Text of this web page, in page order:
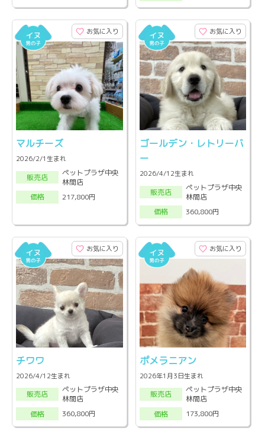
お気に入り
マルチーズ
2026/2/1生まれ
販売店
ペットプラザ中央
林間店
価格
217,800円
お気に入り
ゴールデン・レトリーバ
ー
2026/4/12生まれ
販売店
ペットプラザ中央
林間店
価格
360,800円
お気に入り
チワワ
2026/4/12生まれ
販売店
ペットプラザ中央
林間店
価格
360,800円
お気に入り
ポメラニアン
2026年1月3日生まれ
販売店
ペットプラザ中央
林間店
価格
173,800円